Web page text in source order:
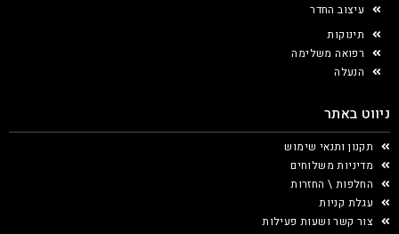
עיצוב החדר
תינוקות
רפואה משלימה
הנעלה
ניווט באתר
תקנון ותנאי שימוש
מדיניות משלוחים
החלפות \ החזרות
עגלת קניות
צור קשר ושעות פעילות